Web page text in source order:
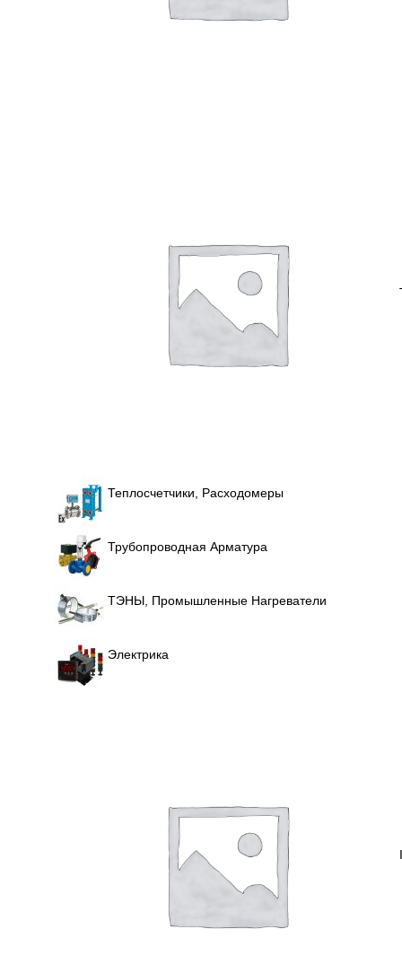
Теплосчетчики, Расходомеры
Трубопроводная Арматура
ТЭНЫ, Промышленные Нагреватели
Электрика